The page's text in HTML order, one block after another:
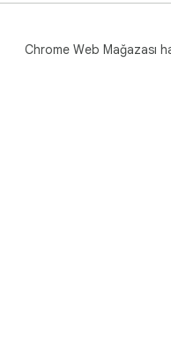
Chrome Web Mağazası